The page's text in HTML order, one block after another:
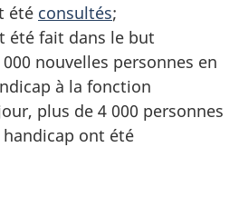
été consultés;
été fait dans le but
nouvelles personnes en
à la fonction
plus de 4 000 personnes
ont été